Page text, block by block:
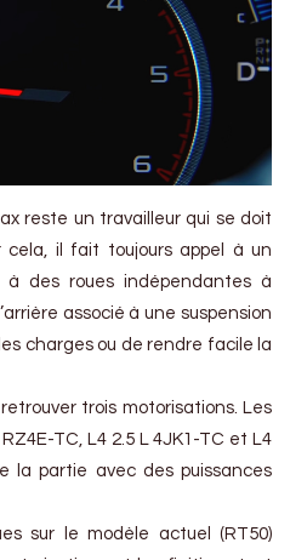
reste un travailleur qui se doit
cela, il fait toujours appel à un
à des roues indépendantes à
associé à une suspension
charges ou de rendre facile la
trois motorisations. Les
TC, L4 2.5 L 4JK1-TC et L4
la partie avec des puissances
sur le modèle actuel (RT50)